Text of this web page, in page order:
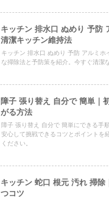
キッチン 排水口 ぬめり 予防
清潔キッチン維持法
キッチン 排水口 ぬめり 予防 アルミホ
な掃除法と予防策を紹介。今すぐ清潔
障子 張り替え 自分で 簡単｜
がる方法
障子 張り替え 自分で 簡単にできる手
安心して挑戦できるコツとポイントを
ください。
キッチン 蛇口 根元 汚れ 掃除
つコツ